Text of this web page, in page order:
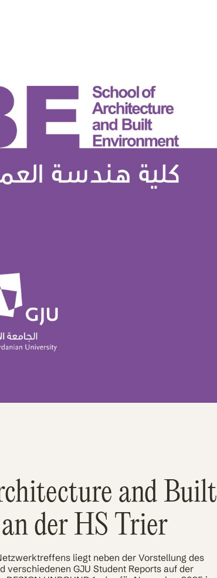
and Built
der HS Trier
liegt neben der Vorstellung des
verschiedenen GJU Student Reports auf der